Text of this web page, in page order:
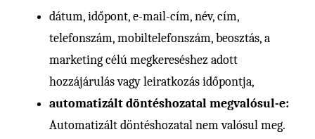
dátum, időpont, e-mail-cím, név, cím,
telefonszám, mobiltelefonszám, beosztás, a
marketing célú megkereséshez adott
hozzájárulás vagy leiratkozás időpontja,
automatizált döntéshozatal megvalósul-e:
Automatizált döntéshozatal nem valósul meg.